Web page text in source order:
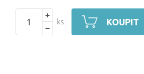
ks KOUPIT